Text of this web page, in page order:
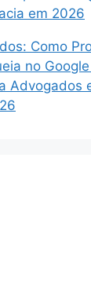
em 2026
Como
no
Advogados